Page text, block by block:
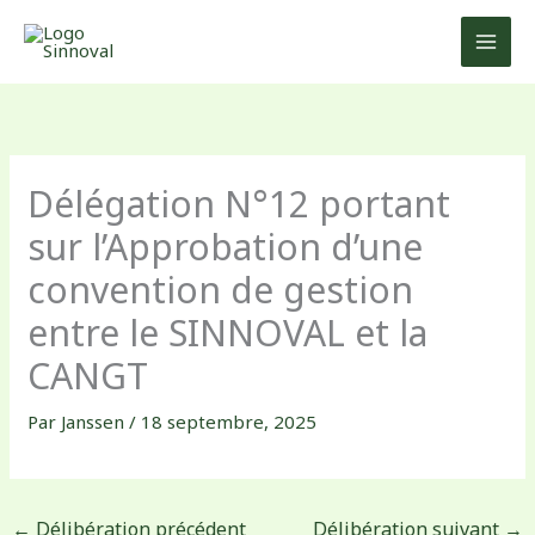
Délégation N°12 portant
sur l’Approbation d’une
convention de gestion
entre le SINNOVAL et la
CANGT
Par Janssen/ 18 septembre, 2025
← Délibération précédent Délibération suivant →